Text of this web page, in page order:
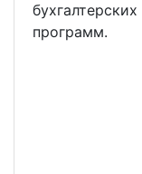
бухгалтерских
программ.